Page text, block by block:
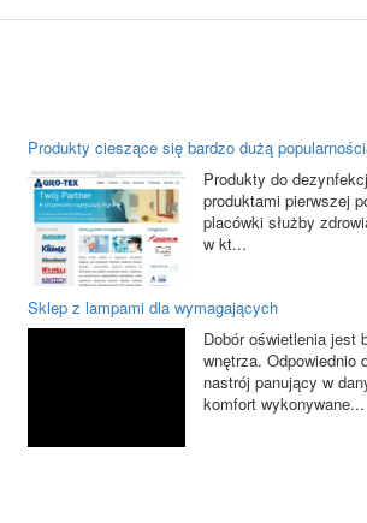
Produkty cieszące się bardzo dużą
Produkty do
produktami pierwszej
placówki służby
w kt...
Sklep z lampami dla wymagających
Dobór oświetlenia jest
wnętrza. Odpowiednio
nastrój panujący w
komfort wykonywane...